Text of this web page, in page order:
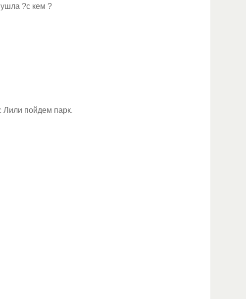
?с кем ?
Лили пойдем парк.